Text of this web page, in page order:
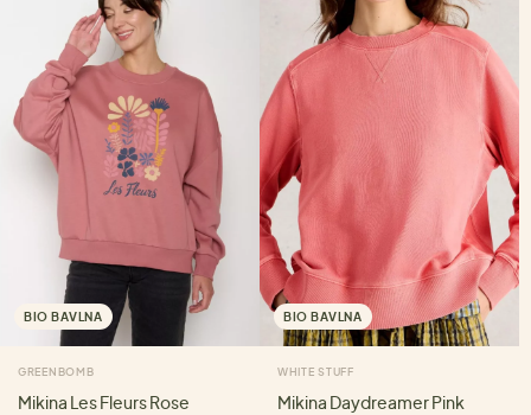
BIO BAVLNA
GREENBOMB
Mikina Les Fleurs Rose
BIO BAVLNA
WHITE STUFF
Mikina Daydreamer Pink